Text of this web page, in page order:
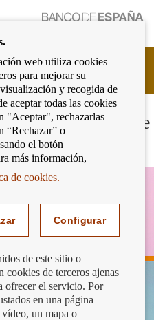
Ir
página
de
inicio
del
Banco
de
España
mi hipoteca de
web utiliza cookies
para mejorar su
y recogida de
aceptar todas las cookies
"Aceptar", rechazarlas
“Rechazar” o
el botón
más información,
de cookies.
Configurar
de este sitio o
cookies de terceros ajenas
ofrecer el servicio. Por
en una página —
un mapa o